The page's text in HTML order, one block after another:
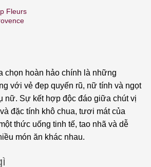
Fleurs
chọn hoàn hảo chính là những
với vẻ đẹp quyến rũ, nữ tính và ngọt
nữ. Sự kết hợp độc đáo giữa chút vị
đặc tính khô chua, tươi mát của
thức uống tinh tế, tao nhã và dễ
món ăn khác nhau.